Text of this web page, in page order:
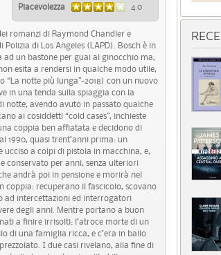
Piacevolezza
4.0
romanzi di Raymond Chandler e
di Los Angeles (LAPD). Bosch è in
un bastone per guai al ginocchio ma,
esita a rendersi in qualche modo utile,
notte più lunga”-2018) con un nuovo
in una tenda sulla spiaggia con la
avendo avuto in passato qualche
ai cosiddetti “cold cases”, inchieste
coppia ben affiatata e decidono di
1990, quasi trent’anni prima: un
ucciso a colpi di pistola in macchina, e,
conservato per anni, senza ulteriori
andrà poi in pensione e morirà nel
recuperano il fascicolo, scovano
ad intercettazioni ed interrogatori
degli anni. Mentre portano a buon
a finire irrisolti: l’atroce morte di un
di una famiglia ricca, e c’era in ballo
I due casi rivelano, alla fine di